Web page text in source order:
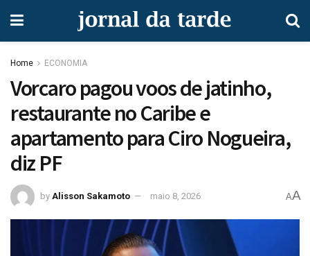
Home ECONOMIA
Vorcaro pagou voos de jatinho,
restaurante no Caribe e
apartamento para Ciro Nogueira,
diz PF
by Alisson Sakamoto maio 8, 2026 AA